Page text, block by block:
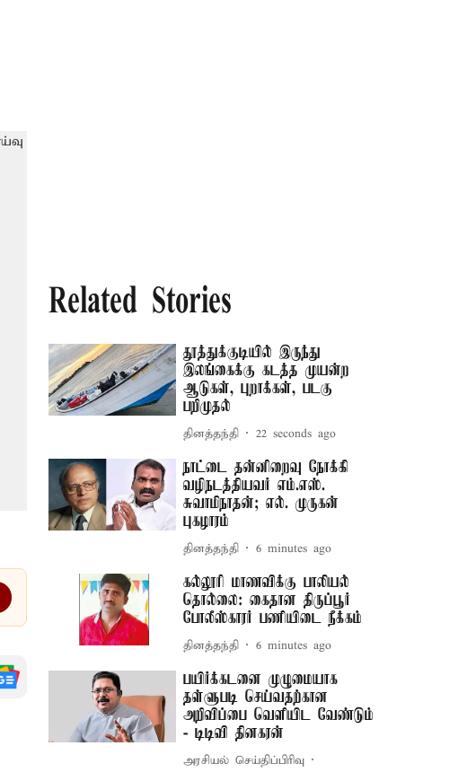
Related Stories
தூத்துக்குடியில் இருந்து
இலங்கைக்கு கடத்த முயன்ற
ஆடுகள், புறாக்கள், படகு
பறிமுதல்
தினத்தந்தி 23 seconds ago
நாட்டை தன்னிறைவு நோக்கி
வழிநடத்தியவர் எம்.எஸ்.
சுவாமிநாதன்; எல். முருகன்
புகழாரம்
தினத்தந்தி 6 minutes ago
கல்லூரி மாணவிக்கு பாலியல்
தொல்லை: கைதான திருப்பூர்
போலீஸ்காரர் பணியிடை நீக்கம்
தினத்தந்தி 6 minutes ago
பயிர்க்கடனை முழுமையாக
தள்ளுபடி செய்வதற்கான
அறிவிப்பை வெளியிட வேண்டும்
- டிடிவி தினகரன்
அரசியல் செய்திப்பிரிவு